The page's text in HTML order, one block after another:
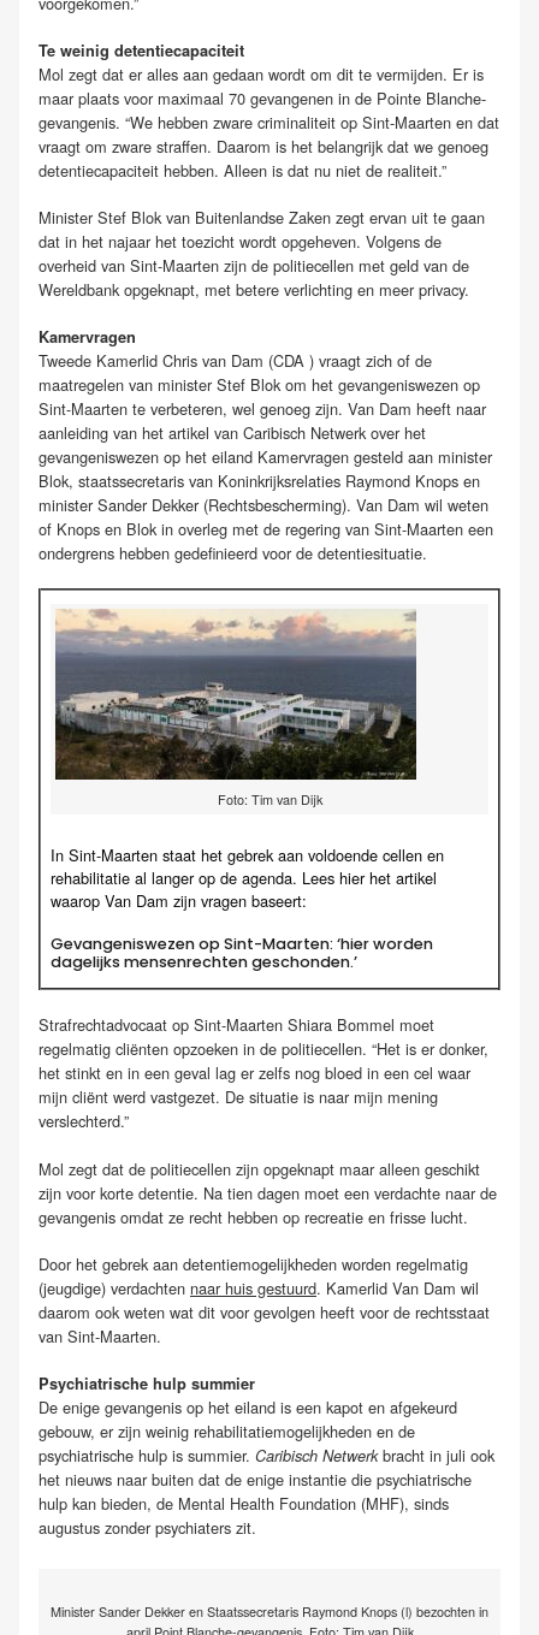
Te weinig detentiecapaciteit
Mol zegt dat er alles aan gedaan wordt om dit te vermijden. Er is
maar plaats voor maximaal 70 gevangenen in de Pointe Blanche-
gevangenis. “We hebben zware criminaliteit op Sint-Maarten en dat
vraagt om zware straffen. Daarom is het belangrijk dat we genoeg
detentiecapaciteit hebben. Alleen is dat nu niet de realiteit.”
Minister Stef Blok van Buitenlandse Zaken zegt ervan uit te gaan
dat in het najaar het toezicht wordt opgeheven. Volgens de
overheid van Sint-Maarten zijn de politiecellen met geld van de
Wereldbank opgeknapt, met betere verlichting en meer privacy.
Kamervragen
Tweede Kamerlid Chris van Dam (CDA ) vraagt zich of de
maatregelen van minister Stef Blok om het gevangeniswezen op
Sint-Maarten te verbeteren, wel genoeg zijn. Van Dam heeft naar
aanleiding van het artikel van Caribisch Netwerk over het
gevangeniswezen op het eiland Kamervragen gesteld aan minister
Blok, staatssecretaris van Koninkrijksrelaties Raymond Knops en
minister Sander Dekker (Rechtsbescherming). Van Dam wil weten
of Knops en Blok in overleg met de regering van Sint-Maarten een
ondergrens hebben gedefinieerd voor de detentiesituatie.
Foto: Tim van Dijk
In Sint-Maarten staat het gebrek aan voldoende cellen en
rehabilitatie al langer op de agenda. Lees hier het artikel
waarop Van Dam zijn vragen baseert:
Gevangeniswezen op Sint-Maarten: ‘hier worden
dagelijks mensenrechten geschonden.’
Strafrechtadvocaat op Sint-Maarten Shiara Bommel moet
regelmatig cliënten opzoeken in de politiecellen. “Het is er donker,
het stinkt en in een geval lag er zelfs nog bloed in een cel waar
mijn cliënt werd vastgezet. De situatie is naar mijn mening
verslechterd.”
Mol zegt dat de politiecellen zijn opgeknapt maar alleen geschikt
zijn voor korte detentie. Na tien dagen moet een verdachte naar de
gevangenis omdat ze recht hebben op recreatie en frisse lucht.
Door het gebrek aan detentiemogelijkheden worden regelmatig
(jeugdige) verdachten naar huis gestuurd. Kamerlid Van Dam wil
daarom ook weten wat dit voor gevolgen heeft voor de rechtsstaat
van Sint-Maarten.
Psychiatrische hulp summier
De enige gevangenis op het eiland is een kapot en afgekeurd
gebouw, er zijn weinig rehabilitatiemogelijkheden en de
psychiatrische hulp is summier. Caribisch Netwerkbracht in juli ook
het nieuws naar buiten dat de enige instantie die psychiatrische
hulp kan bieden, de Mental Health Foundation (MHF), sinds
augustus zonder psychiaters zit.
Minister Sander Dekker en Staatssecretaris Raymond Knops (l) bezochten in